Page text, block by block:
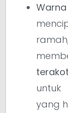
untuk
yang